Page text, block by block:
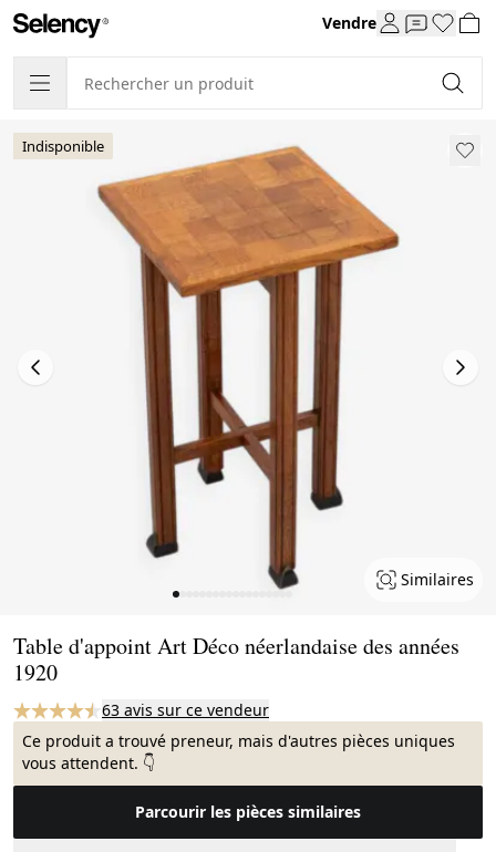
Vendre
Indisponible
Similaires
Table d'appoint Art Déco néerlandaise des années
1920
63 avis sur ce vendeur
Ce produit a trouvé preneur, mais d'autres pièces uniques
vous attendent. 👇
Parcourir les pièces similaires